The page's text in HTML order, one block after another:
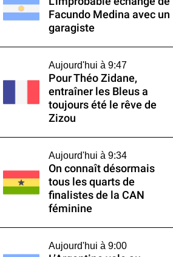
Facundo Medina avec un
garagiste
Aujourd'hui à 9:47
Pour Théo Zidane,
entraîner les Bleus a
toujours été le rêve de
Zizou
Aujourd'hui à 9:34
On connaît désormais
tous les quarts de
finalistes de la CAN
féminine
Aujourd'hui à 9:00